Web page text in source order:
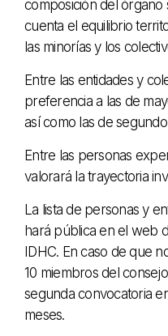
composición del órgano
cuenta el equilibrio
las minorías y los
Entre las entidades y
preferencia a las de
así como las de
Entre las personas
valorará la trayectoria
La lista de personas y
hará pública en el web
IDHC. En caso de que
10 miembros del
segunda convocatoria
meses.